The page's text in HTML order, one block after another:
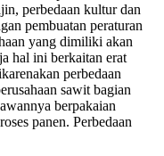
perbedaan kultur dan
pembuatan peraturan
yang dimiliki akan
hal ini berkaitan erat
perbedaan
sawit bagian
berpakaian
panen. Perbedaan